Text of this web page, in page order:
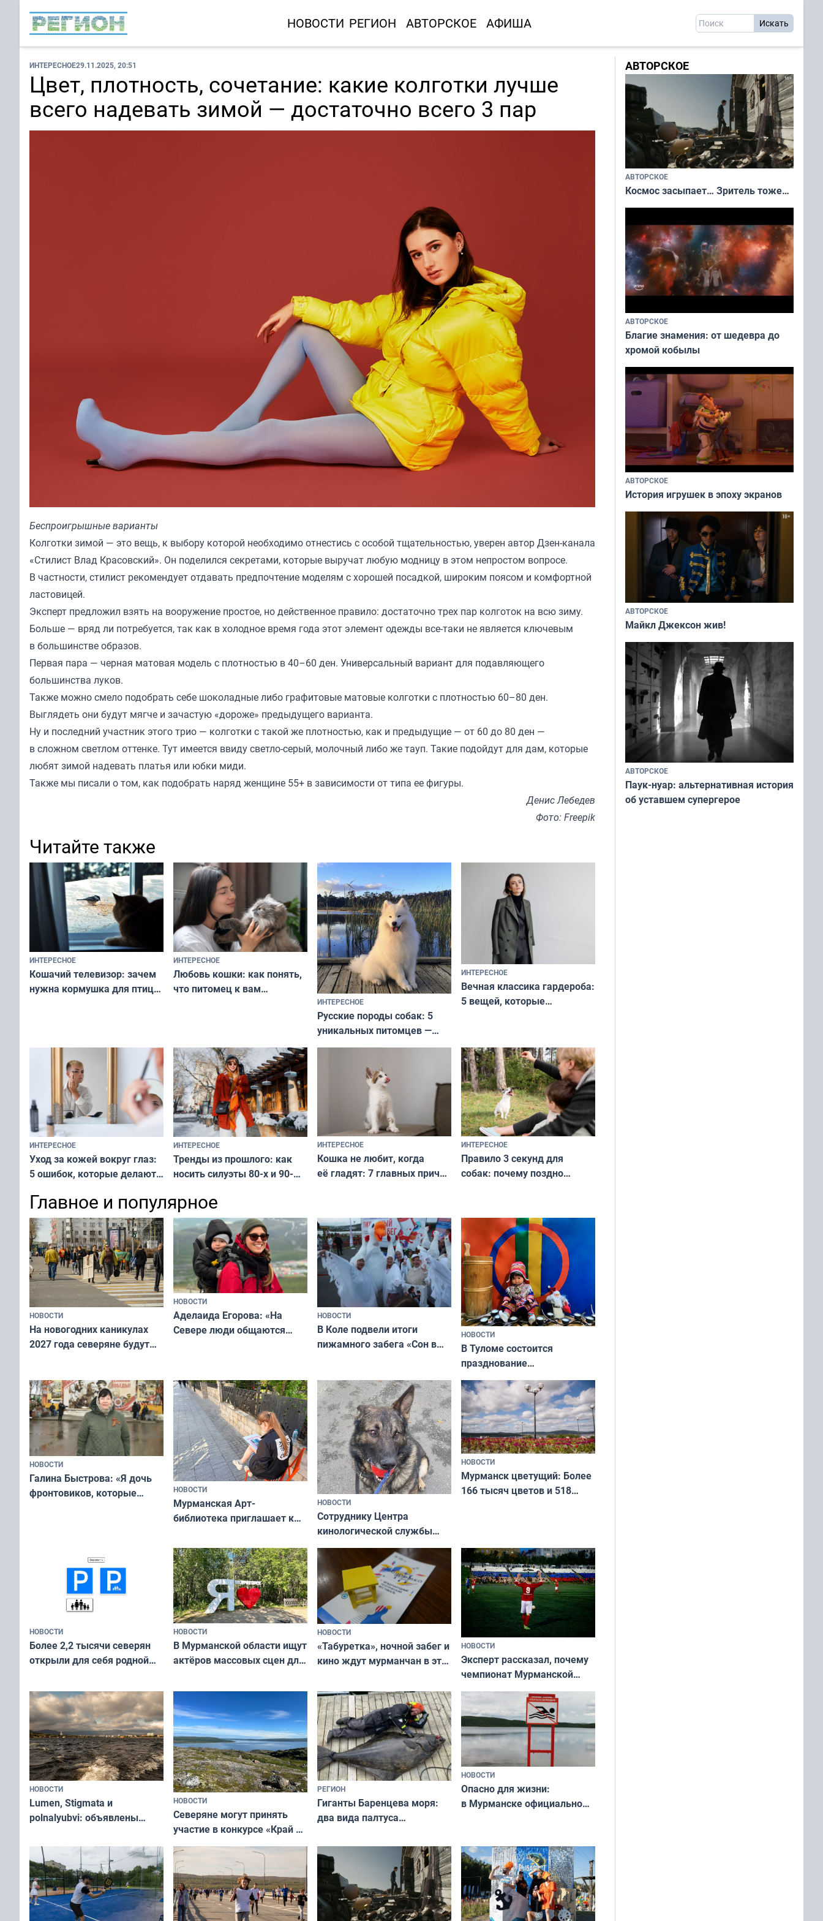
НОВОСТИ РЕГИОН АВТОРСКОЕ АФИША
ИНТЕРЕСНОЕ29.11.2025, 20:51
Цвет, плотность, сочетание: какие колготки лучше
всего надевать зимой — достаточно всего 3 пар
Беспроигрышные варианты
Колготки зимой — это вещь, к выбору которой необходимо отнестись с особой тщательностью, уверен автор Дзен-канала
«Стилист Влад Красовский». Он поделился секретами, которые выручат любую модницу в этом непростом вопросе.
В частности, стилист рекомендует отдавать предпочтение моделям с хорошей посадкой, широким поясом и комфортной
ластовицей.
Эксперт предложил взять на вооружение простое, но действенное правило: достаточно трех пар колготок на всю зиму.
Больше — вряд ли потребуется, так как в холодное время года этот элемент одежды все-таки не является ключевым
в большинстве образов.
Первая пара — черная матовая модель с плотностью в 40–60 ден. Универсальный вариант для подавляющего
большинства луков.
Также можно смело подобрать себе шоколадные либо графитовые матовые колготки с плотностью 60–80 ден.
Выглядеть они будут мягче и зачастую «дороже» предыдущего варианта.
Ну и последний участник этого трио — колготки с такой же плотностью, как и предыдущие — от 60 до 80 ден —
в сложном светлом оттенке. Тут имеется ввиду светло-серый, молочный либо же тауп. Такие подойдут для дам, которые
любят зимой надевать платья или юбки миди.
Также мы писали о том, как подобрать наряд женщине 55+ в зависимости от типа ее фигуры.
Денис Лебедев
Фото: Freepik
Читайте также
ИНТЕРЕСНОЕ
Кошачий телевизор: зачем
нужна кормушка для птиц
ИНТЕРЕСНОЕ
Любовь кошки: как понять,
что питомец к вам
ИНТЕРЕСНОЕ
Русские породы собак: 5
уникальных питомцев —
национальные сокровища
и характером
ИНТЕРЕСНОЕ
Вечная классика гардероба:
5 вещей, которые
и актуально в любой сезон
ИНТЕРЕСНОЕ
Уход за кожей вокруг глаз:
5 ошибок, которые делают
и вернуть свежий взгляд
без дорогих средств
ИНТЕРЕСНОЕ
Тренды из прошлого: как
носить силуэты 80-х и 90-
современно и стильно без
переплат
ИНТЕРЕСНОЕ
Кошка не любит, когда
её гладят: 7 главных причин
независимому питомцу
ИНТЕРЕСНОЕ
Правило 3 секунд для
собак: почему поздно
питомцу всё сразу и без
криков
Главное и популярное
НОВОСТИ
На новогодних каникулах
2027 года северяне будут
НОВОСТИ
Аделаида Егорова: «На
Севере люди общаются
НОВОСТИ
В Коле подвели итоги
пижамного забега «Сон в
НОВОСТИ
В Туломе состоится
празднование
Международного дня
коренных народов мира
НОВОСТИ
Галина Быстрова: «Я дочь
фронтовиков, которые
НОВОСТИ
Мурманская Арт-
библиотека приглашает к
и фотографов
НОВОСТИ
Сотруднику Центра
кинологической службы
ищут новый дом
НОВОСТИ
Мурманск цветущий: Более
166 тысяч цветов и 518
НОВОСТИ
Более 2,2 тысячи северян
открыли для себя родной
«Туризм для своих»
НОВОСТИ
В Мурманской области ищут
актёров массовых сцен для
короткометражном фильме
НОВОСТИ
«Табуретка», ночной забег и
кино ждут мурманчан в эти
НОВОСТИ
Эксперт рассказал, почему
чемпионат Мурманской
области по футболу остался
незамеченным
НОВОСТИ
Lumen, Stigmata и
polnalyubvi: объявлены
«Имандра» в 2026 года
НОВОСТИ
Северяне могут принять
участие в конкурсе «Край у
северной границы: фотогид
по Печенгскому округу»
РЕГИОН
Гиганты Баренцева моря:
два вида палтуса
НОВОСТИ
Опасно для жизни:
в Мурманске официально
АВТОРСКОЕ
АВТОРСКОЕ
Космос засыпает… Зритель тоже…
АВТОРСКОЕ
Благие знамения: от шедевра до
хромой кобылы
АВТОРСКОЕ
История игрушек в эпоху экранов
АВТОРСКОЕ
Майкл Джексон жив!
АВТОРСКОЕ
Паук-нуар: альтернативная история
об уставшем супергерое